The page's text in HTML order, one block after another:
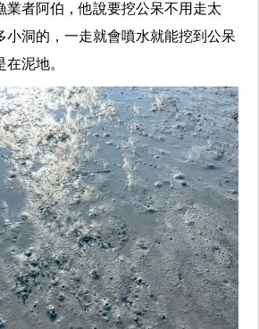
業者阿伯，他說要挖公呆不用走太
小洞的，一走就會噴水就能挖到公呆
泥地。